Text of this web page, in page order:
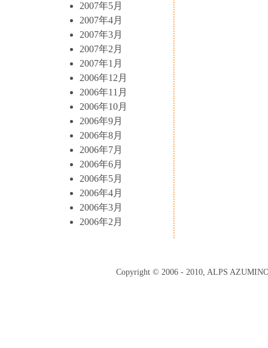
2007年5月
2007年4月
2007年3月
2007年2月
2007年1月
2006年12月
2006年11月
2006年10月
2006年9月
2006年8月
2006年7月
2006年6月
2006年5月
2006年4月
2006年3月
2006年2月
Copyright © 2006 - 2010, ALPS